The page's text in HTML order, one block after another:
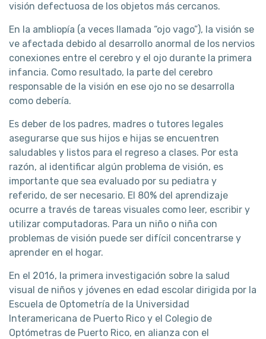
visión defectuosa de los objetos más cercanos.
En la ambliopía (a veces llamada “ojo vago”), la visión se
ve afectada debido al desarrollo anormal de los nervios
conexiones entre el cerebro y el ojo durante la primera
infancia. Como resultado, la parte del cerebro
responsable de la visión en ese ojo no se desarrolla
como debería.
Es deber de los padres, madres o tutores legales
asegurarse que sus hijos e hijas se encuentren
saludables y listos para el regreso a clases. Por esta
razón, al identificar algún problema de visión, es
importante que sea evaluado por su pediatra y
referido, de ser necesario. El 80% del aprendizaje
ocurre a través de tareas visuales como leer, escribir y
utilizar computadoras. Para un niño o niña con
problemas de visión puede ser difícil concentrarse y
aprender en el hogar.
En el 2016, la primera investigación sobre la salud
visual de niños y jóvenes en edad escolar dirigida por la
Escuela de Optometría de la Universidad
Interamericana de Puerto Rico y el Colegio de
Optómetras de Puerto Rico, en alianza con el